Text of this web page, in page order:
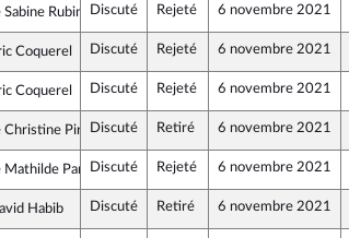
insoumise
Sabine Rubin Discuté Rejeté 6 novembre 2021
insoumise
Coquerel Discuté Rejeté 6 novembre 2021
insoumise
Coquerel Discuté Rejeté 6 novembre 2021
et apparentés
Christine Pirès Beaune
Discuté Retiré 6 novembre 2021
insoumise
Mathilde PanotDiscuté Rejeté 6 novembre 2021
et apparentés
Habib Discuté Retiré 6 novembre 2021